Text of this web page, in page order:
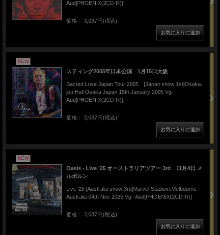
Aud[PHOENIX(2CD-R)]
価格： 3,037円(税込)
NEW
スティング2005年日本公演 1月15日大阪
Sacred Love Japan Tour 2005 [Japan show 1st]Osaka-
jou Hall Osaka Japan 15th January 2005 Vg-
Aud[PHOENIX(2CD-R)]
価格： 3,037円(税込)
NEW
Oasis - Live ’25 オーストラリアツアー 3rd 11月4日 メ
ルボルン
Live ’25 [Australia show 3rd]Marvel Stadium:Melbourne
Australia 04th Nov 2025 Vg--Aud[PHOENIX(2CD-R)]
価格： 3,037円(税込)